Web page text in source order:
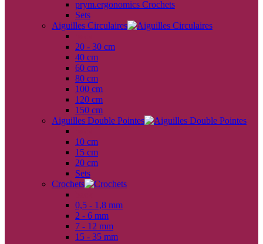
prym.ergonomics Crochets
Sets
Aiguilles Circulaires
20 - 30 cm
40 cm
60 cm
80 cm
100 cm
120 cm
150 cm
Aiguilles Double Pointes
10 cm
15 cm
20 cm
Sets
Crochets
0,5 - 1,8 mm
2 - 6 mm
7 - 12 mm
15 - 35 mm